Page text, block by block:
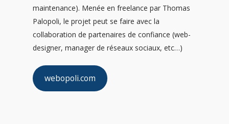
maintenance). Menée en freelance par Thomas
Palopoli, le projet peut se faire avec la
collaboration de partenaires de confiance (web-
designer, manager de réseaux sociaux, etc…)
webopoli.com